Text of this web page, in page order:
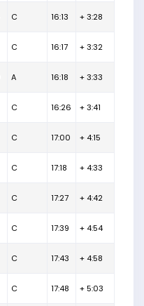
C 16:13 + 3:28
C 16:17 + 3:32
A 16:18 + 3:33
C 16:26 + 3:41
C 17:00 + 4:15
C 17:18 + 4:33
C 17:27 + 4:42
C 17:39 + 4:54
C 17:43 + 4:58
C 17:48 + 5:03